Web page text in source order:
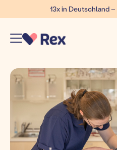
13x in Deutschland –